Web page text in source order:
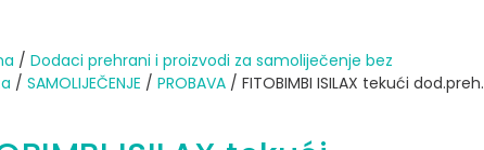
/ Dodaci prehrani i proizvodi za samoliječenje bez
/ SAMOLIJEČENJE / PROBAVA/ FITOBIMBI ISILAX tekući dod.preh.